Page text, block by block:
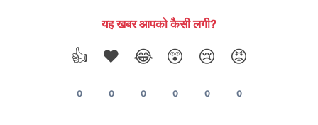
यह खबर आपको कैसी लगी?
👍
0
❤️
0
😂
0
😲
0
😢
0
😡
0